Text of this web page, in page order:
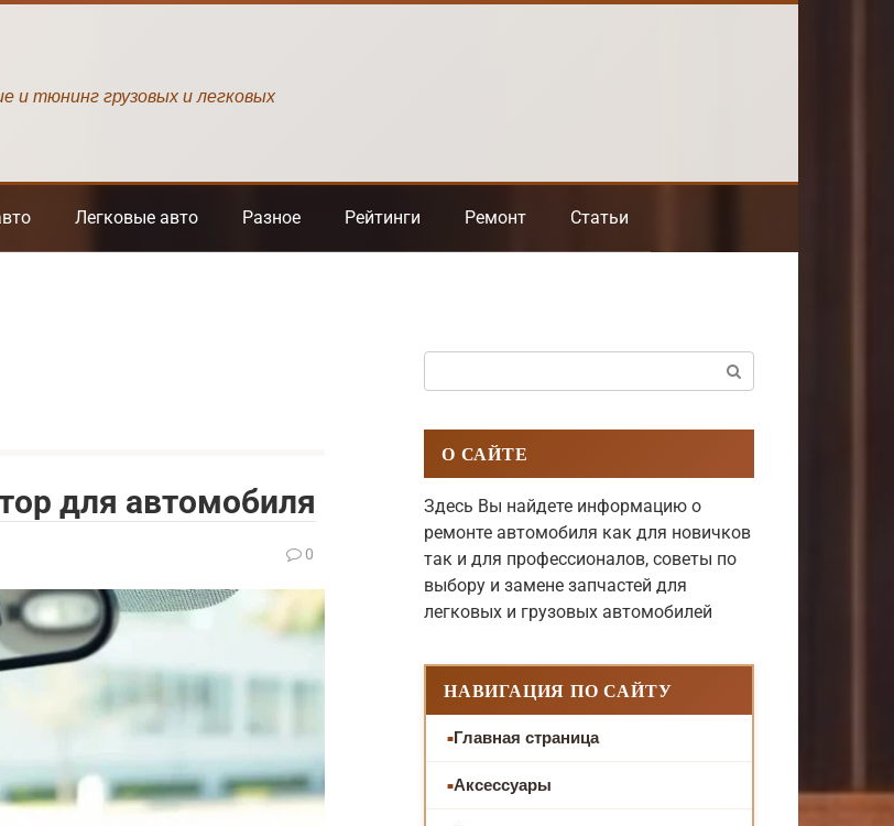
и тюнинг грузовых и легковых
Легковые авто Разное Рейтинги Ремонт Статьи
для автомобиля
0
О САЙТЕ
Здесь Вы найдете информацию о
ремонте автомобиля как для новичков
так и для профессионалов, советы по
выбору и замене запчастей для
легковых и грузовых автомобилей
НАВИГАЦИЯ ПО САЙТУ
Главная страница
Аксессуары